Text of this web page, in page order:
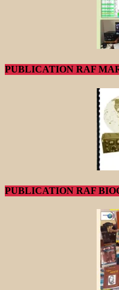
PUBLICATION RAF
PUBLICATION RAF